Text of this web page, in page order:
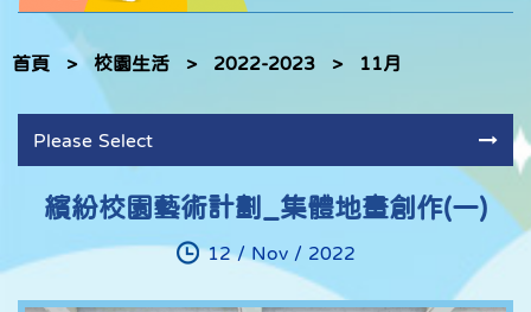
首頁 > 校園生活 > 2022-2023 > 11月
Please Select
繽紛校園藝術計劃_集體地畫創作(一)
12 / Nov / 2022